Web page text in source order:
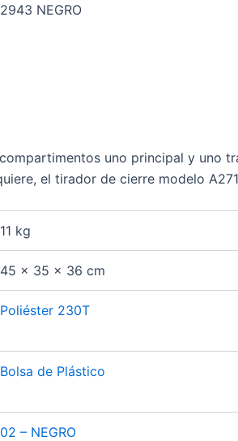
NEGRO
uno principal y uno
el tirador de cierre modelo
11 kg
45 × 35 × 36 cm
Poliéster 230T
Bolsa de Plástico
02 – NEGRO